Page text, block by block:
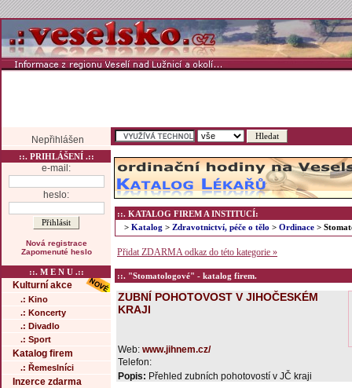
Nepřihlášen
::. PRIHLÁŠENÍ .::
e-mail:
heslo:
Nová registrace
Zapomenuté heslo
::. M E N U .::
Kulturní akce
.: Kino
.: Koncerty
.: Divadlo
.: Sport
Katalog firem
.: Řemeslníci
Inzerce zdarma
::. KATALOG FIREM A INSTITUCÍ:
> Katalog > Zdravotnictví, péče o tělo > Ordinace >
Přidat ZDARMA odkaz do této kategorie »
::. "Stomatologové" - katalog firem.
ZUBNÍ POHOTOVOST V JIHOČESKÉM
KRAJI
Web: www.jihnem.cz/
Telefon:
Popis: Přehled zubních pohotovostí v JČ kraji